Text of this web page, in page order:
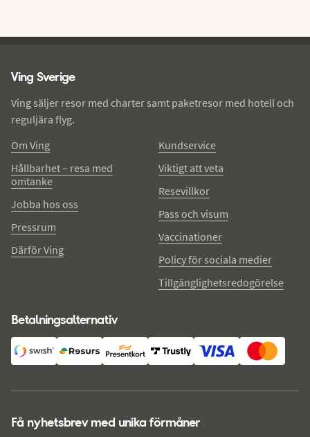
Ving Sverige
Ving säljer resor med charter samt paketresor med hotell och
reguljära flyg.
Om Ving
Hållbarhet – resa med
omtanke
Jobba hos oss
Pressrum
Därför Ving
Kundservice
Viktigt att veta
Resevillkor
Pass och visum
Vaccinationer
Policy för sociala medier
Tillgänglighetsredogörelse
Betalningsalternativ
Få nyhetsbrev med unika förmåner